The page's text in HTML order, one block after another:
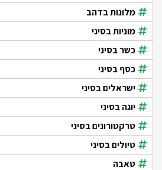
מלונות בדהב
מוניות בסיני
כשר בסיני
כסף בסיני
ישראלים בסיני
יוגה בסיני
טרקטורונים בסיני
טיולים בסיני
טאבה